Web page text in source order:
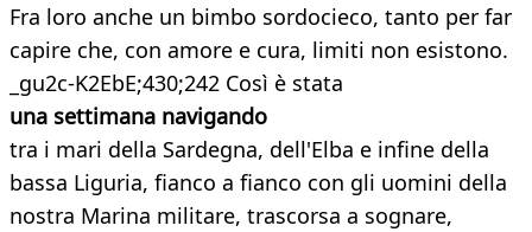
Fra loro anche un bimbo sordocieco, tanto per far
capire che, con amore e cura, limiti non esistono.
_gu2c-K2EbE;430;242 Così è stata
una settimana navigando
tra i mari della Sardegna, dell'Elba e infine della
bassa Liguria, fianco a fianco con gli uomini della
nostra Marina militare, trascorsa a sognare,